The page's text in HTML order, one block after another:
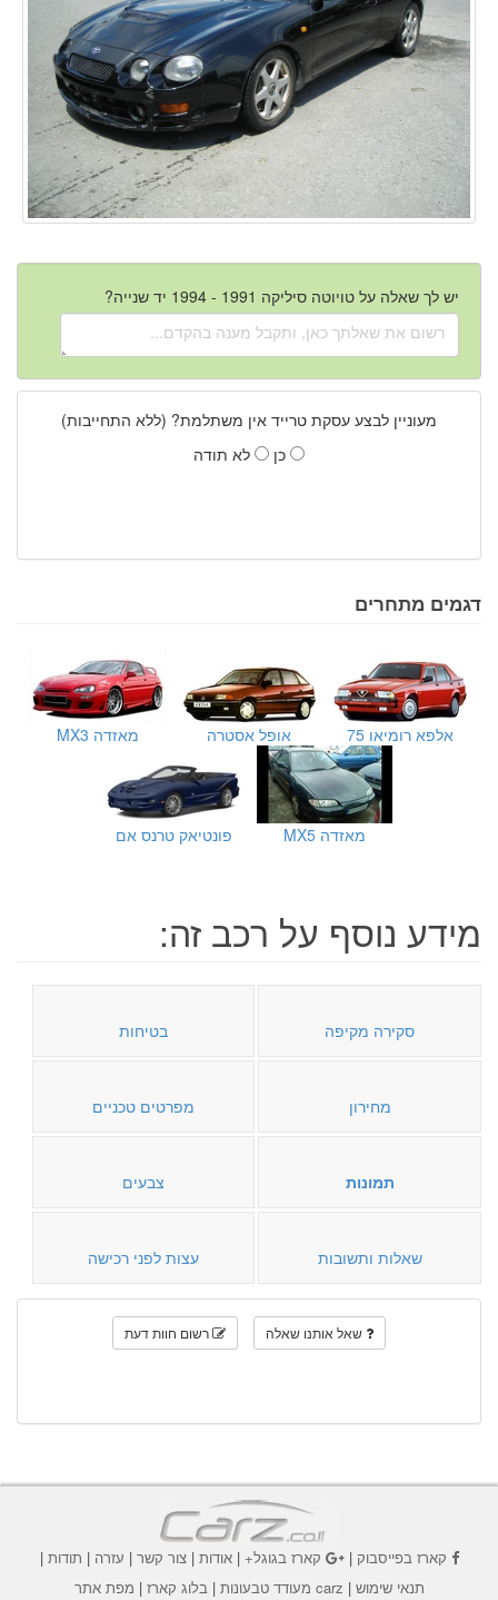
יש לך שאלה על טויוטה סיליקה 1991 - 1994 יד שנייה?
מעוניין לבצע עסקת טרייד אין משתלמת? (ללא התחייבות)
כן
לא תודה
דגמים מתחרים
אלפא רומיאו 75 אופל אסטרה מאזדה MX3
מאזדה MX5 פונטיאק טרנס אם
מידע נוסף על רכב זה:
סקירה מקיפה בטיחות
מחירון מפרטים טכניים
תמונות צבעים
שאלות ותשובות עצות לפני רכישה
שאל אותנו שאלה רשום חוות דעת
קארז בפייסבוק| קארז בגוגל+|אודות |צור קשר | עזרה | תודות |
תנאי שימוש | carz מעודד טבעונות | בלוג קארז | מפת אתר